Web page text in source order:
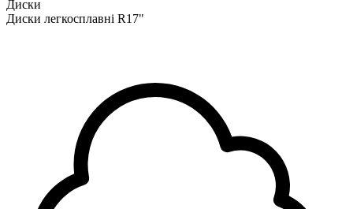
Диски
Диски легкосплавні R17"